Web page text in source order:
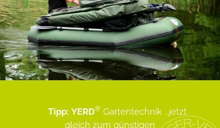
Tipp: YERD® Gartentechnik ...jetzt
gleich zum günstigen